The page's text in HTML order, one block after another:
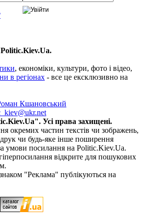
, економіки, культури, фото і відео,
в регіонах - все це ексклюзивно на
Кшановський
Усі права захищені.
окремих частин текстів чи зображень,
чи будь-яке інше поширення
умови посилання на Politic.Kiev.Ua.
відкрите для пошукових
"Реклама" публікуються на